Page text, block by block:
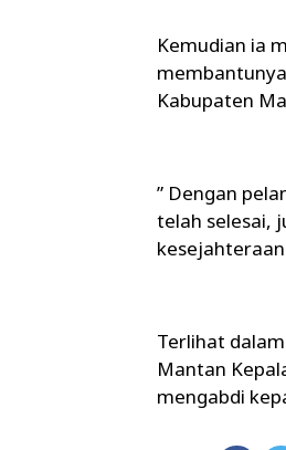
Kemudian ia
Kabupaten
” Dengan
telah selesai,
Terlihat
Mantan
mengabdi